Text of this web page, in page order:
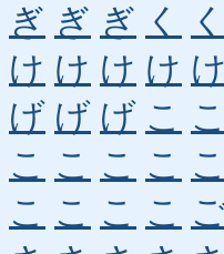
ぎ ぎ ぎ く
け け け け
げ げ げ こ
こ こ こ こ
こ こ こ こ